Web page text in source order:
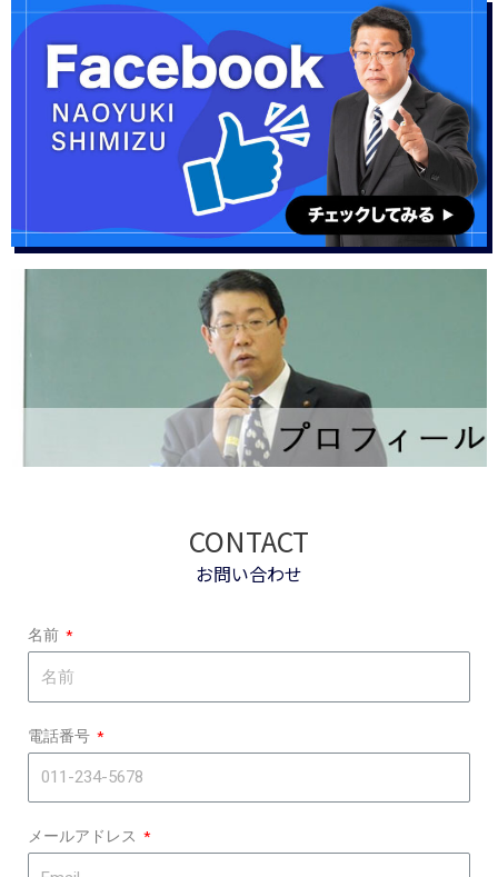
CONTACT
お問い合わせ
名前
電話番号
メールアドレス